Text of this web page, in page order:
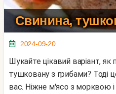
Свинина,
2024-09-20
Шукайте цікавий варіант, як приготувати свинину,
тушковану з грибами? Тоді
вас. Ніжне м'ясо з морквою